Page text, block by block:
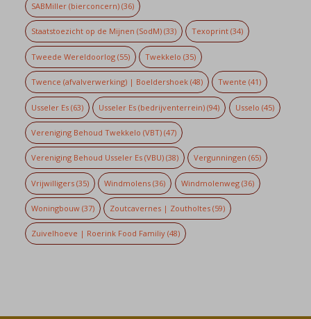
SABMiller (bierconcern)(36)
Staatstoezicht op de Mijnen (SodM)(33) Texoprint (34)
Tweede Wereldoorlog(55) Twekkelo (35)
Twence (afvalverwerking) | Boeldershoek(48) Twente (41)
Usseler Es(63) Usseler Es (bedrijventerrein) (94) Usselo (45)
Vereniging Behoud Twekkelo (VBT)(47)
Vereniging Behoud Usseler Es (VBU)(38) Vergunningen (65)
Vrijwilligers(35) Windmolens (36) Windmolenweg(36)
Woningbouw(37) Zoutcavernes | Zoutholtes (59)
Zuivelhoeve | Roerink Food Familiy(48)